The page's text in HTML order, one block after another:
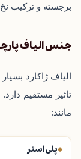
برجسته و ترکیب
جنس الیاف
الیاف ژاکارد
تاثیر مستقیم
مانند:
پلی‌استر